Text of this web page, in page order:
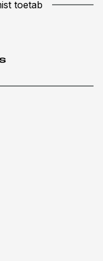
toetab